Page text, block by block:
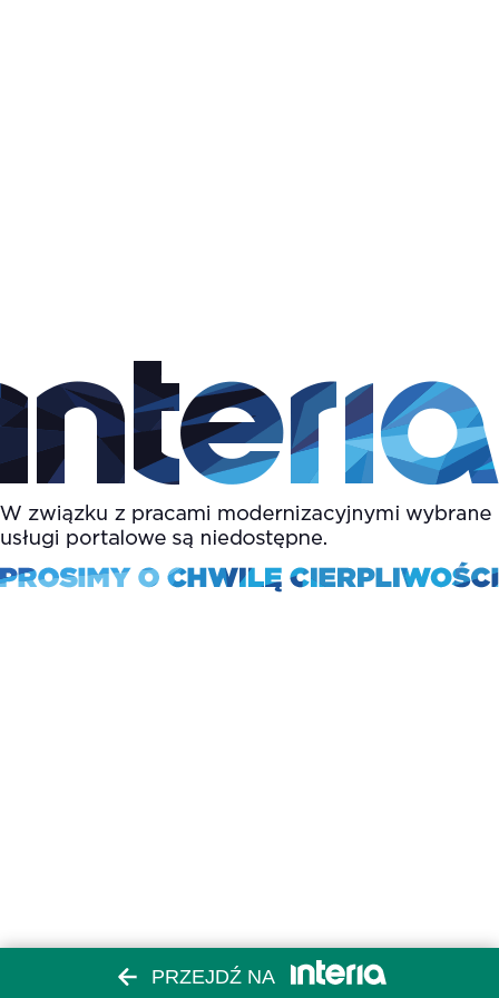
PRZEJDŹ NA